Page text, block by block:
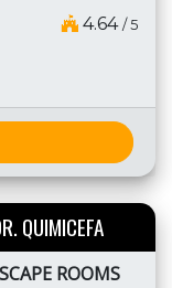
4.64 / 5
QUIMICEFA
ROOMS